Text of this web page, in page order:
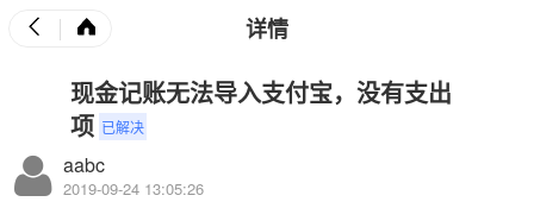
详情
现金记账无法导入支付宝，没有支出
项 已解决
aabc
2019-09-24 13:05:26